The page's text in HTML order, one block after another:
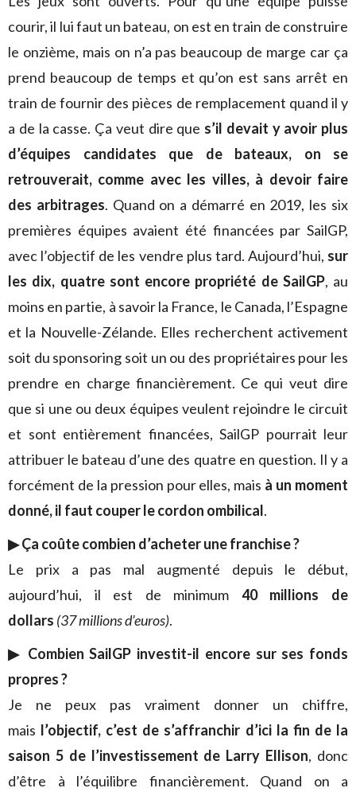
courir, il lui faut un bateau, on est en train de construire
le onzième, mais on n’a pas beaucoup de marge car ça
prend beaucoup de temps et qu’on est sans arrêt en
train de fournir des pièces de remplacement quand il y
a de la casse. Ça veut dire que s’il devait y avoir plus
d’équipes candidates que de bateaux, on se
retrouverait, comme avec les villes, à devoir faire
des arbitrages. Quand on a démarré en 2019, les six
premières équipes avaient été financées par SailGP,
avec l’objectif de les vendre plus tard. Aujourd’hui, sur
les dix, quatre sont encore propriété de SailGP, au
moins en partie, à savoir la France, le Canada, l’Espagne
et la Nouvelle-Zélande. Elles recherchent activement
soit du sponsoring soit un ou des propriétaires pour les
prendre en charge financièrement. Ce qui veut dire
que si une ou deux équipes veulent rejoindre le circuit
et sont entièrement financées, SailGP pourrait leur
attribuer le bateau d’une des quatre en question. Il y a
forcément de la pression pour elles, mais à un moment
donné, il faut couper le cordon ombilical.
▶︎ Ça coûte combien d’acheter une franchise ?
Le prix a pas mal augmenté depuis le début,
aujourd’hui, il est de minimum 40 millions de
dollars (37 millions d’euros).
▶︎ Combien SailGP investit-il encore sur ses fonds
propres ?
Je ne peux pas vraiment donner un chiffre,
mais l’objectif, c’est de s’affranchir d’ici la fin de la
saison 5 de l’investissement de Larry Ellison, donc
d’être à l’équilibre financièrement. Quand on a